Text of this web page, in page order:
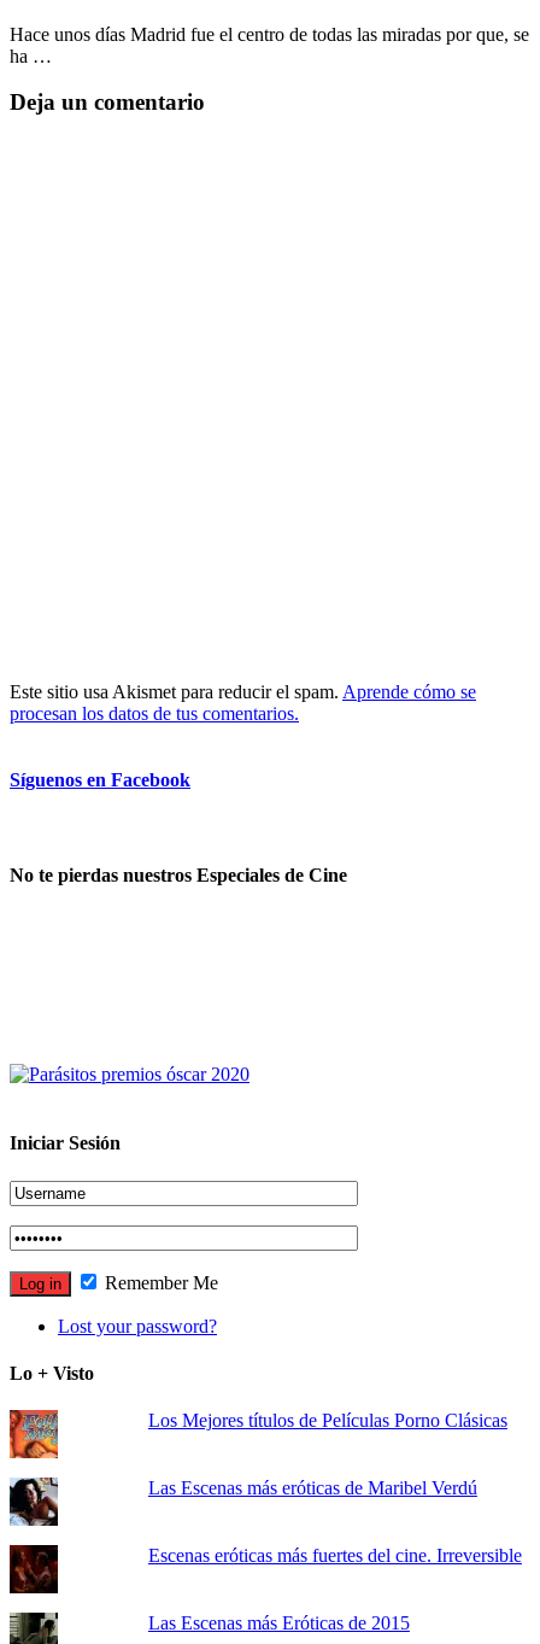
Hace unos días Madrid fue el centro de todas las miradas por que, se
ha …
Deja un comentario
Este sitio usa Akismet para reducir el spam. Aprende cómo se
procesan los datos de tus comentarios.
Síguenos en Facebook
No te pierdas nuestros Especiales de Cine
Iniciar Sesión
Remember Me
Lost your password?
Lo + Visto
Los Mejores títulos de Películas Porno Clásicas
Las Escenas más eróticas de Maribel Verdú
Escenas eróticas más fuertes del cine. Irreversible
Las Escenas más Eróticas de 2015